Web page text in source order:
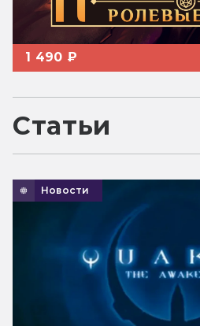
1 490 ₽
Статьи
Новости